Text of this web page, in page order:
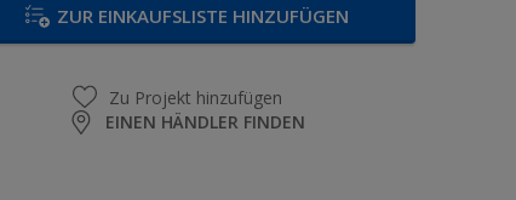
ZUR EINKAUFSLISTE HINZUFÜGEN
Zu Projekt hinzufügen
EINEN HÄNDLER FINDEN